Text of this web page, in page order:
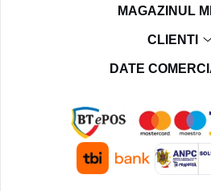
MAGAZINUL
CLIENTI
DATE